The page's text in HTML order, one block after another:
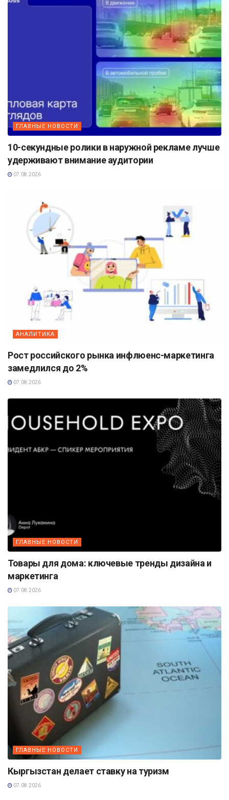
ГЛАВНЫЕ НОВОСТИ
10-секундные ролики в наружной рекламе лучше
удерживают внимание аудитории
07.08.2026
АНАЛИТИКА
Рост российского рынка инфлюенс-маркетинга
замедлился до 2%
07.08.2026
ГЛАВНЫЕ НОВОСТИ
Товары для дома: ключевые тренды дизайна и
маркетинга
07.08.2026
ГЛАВНЫЕ НОВОСТИ
Кыргызстан делает ставку на туризм
07.08.2026